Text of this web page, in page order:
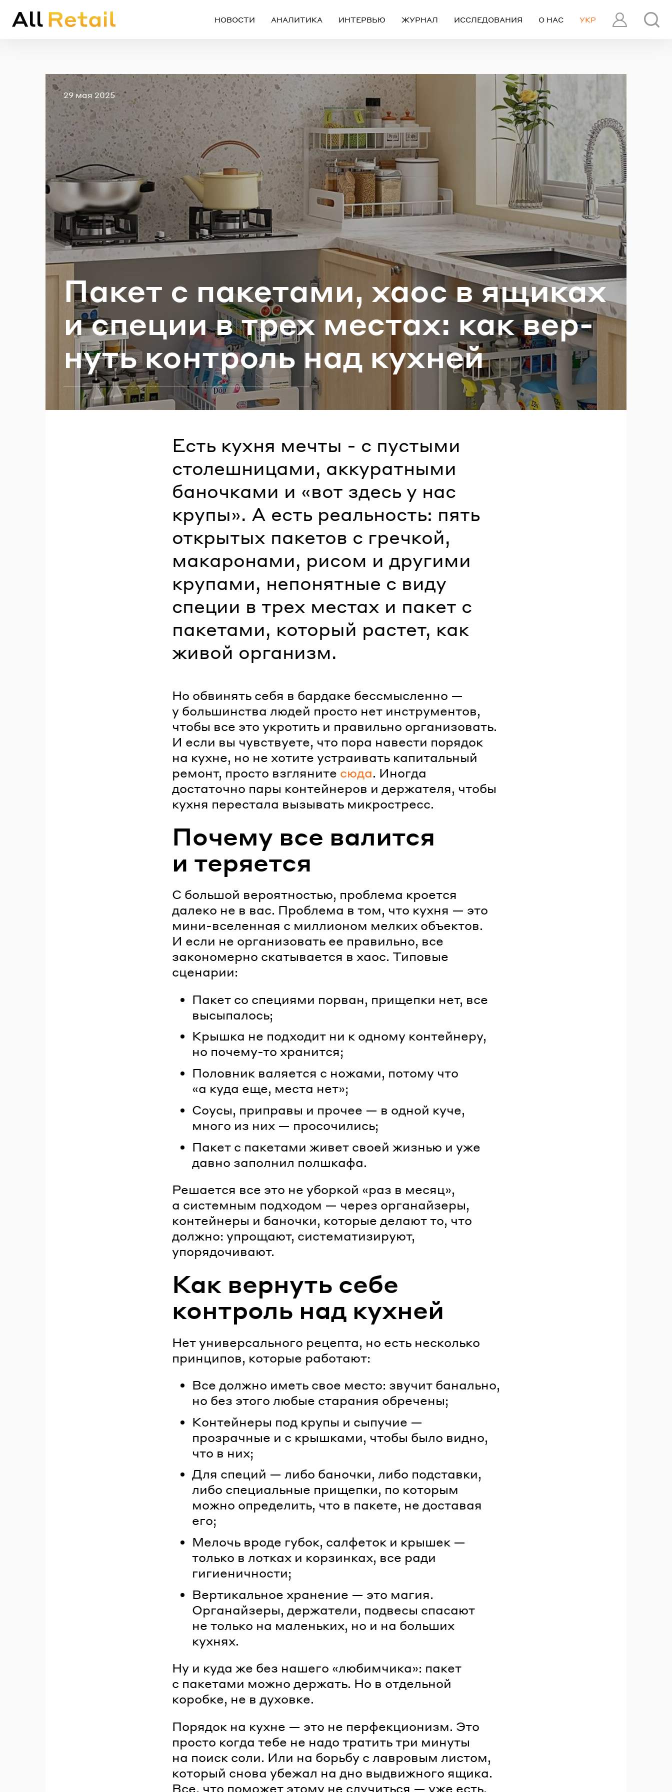
ПРОФИЛЬ
УКР
НОВОСТИ АНАЛИТИКА ИНТЕРВЬЮ ЖУРНАЛ ИССЛЕДОВАНИЯ О НАС
Опубликовано
29 мая 2025
Пакет с па­ке­та­ми, хаос в ящи­ках
и спе­ции в трех ме­стах: как вер­
нуть кон­троль над кух­ней
Есть кухня мечты - с пустыми
столешницами, аккуратными
баночками и «вот здесь у нас
крупы». А есть реальность: пять
открытых пакетов с гречкой,
макаронами, рисом и другими
крупами, непонятные с виду
специи в трех местах и пакет с
пакетами, который растет, как
живой организм.
Но обвинять себя в бардаке бессмысленно —
у большинства людей просто нет инструментов,
чтобы все это укротить и правильно организовать.
И если вы чувствуете, что пора навести порядок
на кухне, но не хотите устраивать капитальный
ремонт, просто взгляните сюда. Иногда
достаточно пары контейнеров и держателя, чтобы
кухня перестала вызывать микростресс.
Почему все валится
и теряется
С большой вероятностью, проблема кроется
далеко не в вас. Проблема в том, что кухня — это
мини-вселенная с миллионом мелких объектов.
И если не организовать ее правильно, все
закономерно скатывается в хаос. Типовые
сценарии:
Пакет со специями порван, прищепки нет, все
высыпалось;
Крышка не подходит ни к одному контейнеру,
но почему-то хранится;
Половник валяется с ножами, потому что
«а куда еще, места нет»;
Соусы, приправы и прочее — в одной куче,
много из них — просочились;
Пакет с пакетами живет своей жизнью и уже
давно заполнил полшкафа.
Решается все это не уборкой «раз в месяц»,
а системным подходом — через органайзеры,
контейнеры и баночки, которые делают то, что
должно: упрощают, систематизируют,
упорядочивают.
Как вернуть себе
контроль над кухней
Нет универсального рецепта, но есть несколько
принципов, которые работают:
Все должно иметь свое место: звучит банально,
но без этого любые старания обречены;
Контейнеры под крупы и сыпучие —
прозрачные и с крышками, чтобы было видно,
что в них;
Для специй — либо баночки, либо подставки,
либо специальные прищепки, по которым
можно определить, что в пакете, не доставая
его;
Мелочь вроде губок, салфеток и крышек —
только в лотках и корзинках, все ради
гигиеничности;
Вертикальное хранение — это магия.
Органайзеры, держатели, подвесы спасают
не только на маленьких, но и на больших
кухнях.
Ну и куда же без нашего «любимчика»: пакет
с пакетами можно держать. Но в отдельной
коробке, не в духовке.
Порядок на кухне — это не перфекционизм. Это
просто когда тебе не надо тратить три минуты
на поиск соли. Или на борьбу с лавровым листом,
который снова убежал на дно выдвижного ящика.
Все, что поможет этому не случиться — уже есть.
Вход Регистрация
ЧЕРЕЗ СОЦИАЛЬНЫЕ СЕТИ
FACEBOOK GOOGLE
ИЛИ
Email
Забыли пароль?
ВОЙТИ